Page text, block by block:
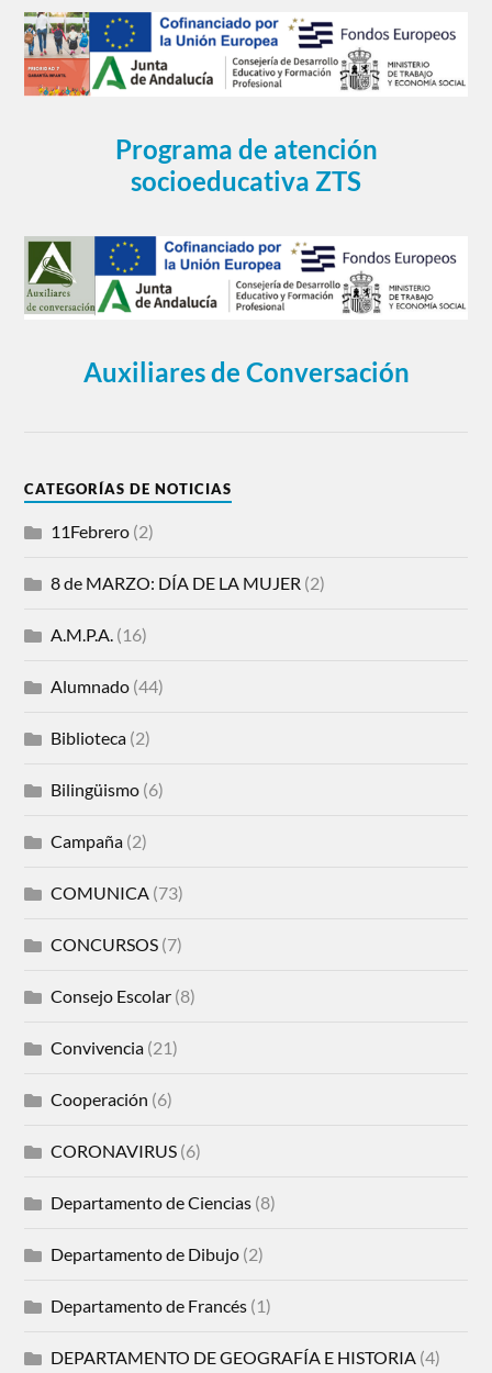
Programa de atención
socioeducativa ZTS
Auxiliares de Conversación
CATEGORÍAS DE NOTICIAS
11Febrero (2)
8 de MARZO: DÍA DE LA MUJER (2)
A.M.P.A. (16)
Alumnado (44)
Biblioteca (2)
Bilingüismo (6)
Campaña (2)
COMUNICA (73)
CONCURSOS (7)
Consejo Escolar (8)
Convivencia (21)
Cooperación (6)
CORONAVIRUS (6)
Departamento de Ciencias (8)
Departamento de Dibujo (2)
Departamento de Francés (1)
DEPARTAMENTO DE GEOGRAFÍA E HISTORIA (4)